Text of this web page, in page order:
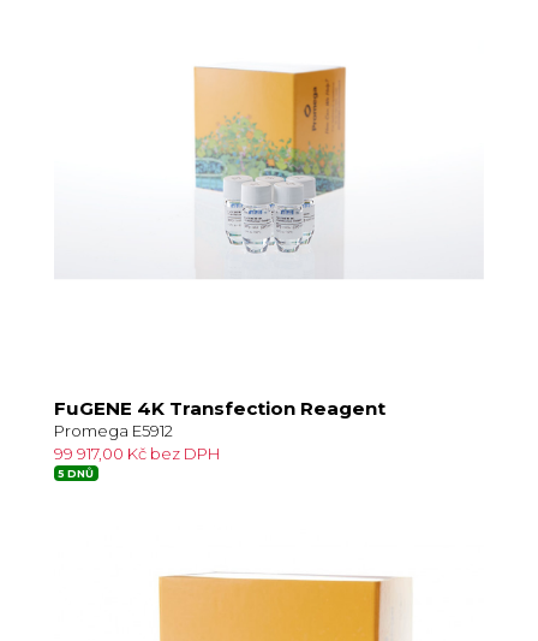
FuGENE 4K Transfection Reagent
Promega E5912
99 917,00 Kč bez DPH
5 DNŮ